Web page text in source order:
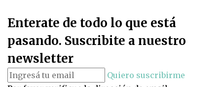
Enterate de todo lo que está
pasando. Suscribite a nuestro
newsletter
Quiero suscribirme